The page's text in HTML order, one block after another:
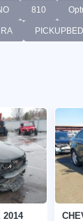
810
PICKUPBED
2014